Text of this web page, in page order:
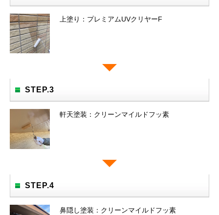
上塗り：プレミアムUVクリヤーF
STEP.3
軒天塗装：クリーンマイルドフッ素
STEP.4
鼻隠し塗装：クリーンマイルドフッ素